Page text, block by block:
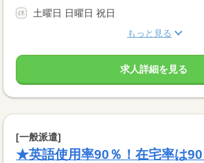
土曜日 日曜日 祝日
もっと見る
求人詳細を見る
[一般派遣]
★英語使用率90％！在宅率は